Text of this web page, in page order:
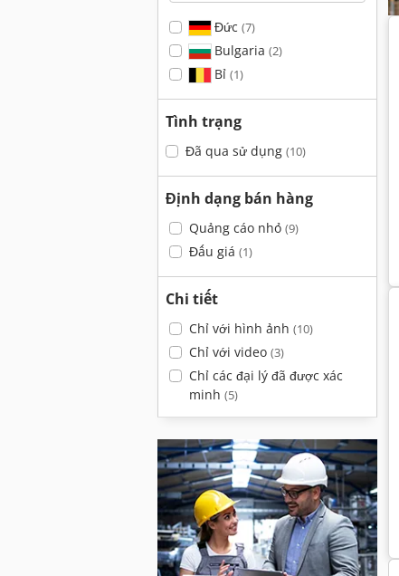
Đức (7)
Bulgaria (2)
Bỉ (1)
Tình trạng
Đã qua sử dụng (10)
Định dạng bán hàng
Quảng cáo nhỏ (9)
Đấu giá (1)
Chi tiết
Chỉ với hình ảnh (10)
Chỉ với video (3)
Chỉ các đại lý đã được xác
minh (5)